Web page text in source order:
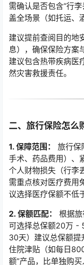
需确认是否包含“行
盖全场景（如托运、
建议提前查阅目的地
息），确保保险方案
建议包含热带疾病医
然灾害救援责任。
二、旅行保险怎么
1. 保障范围：
旅行保
手术、药品费用）、
个人财物损失（行李
需重点核对医疗费用
议选择医疗保额不低
2. 保额匹配：
根据旅
可选择总保额20万 -
30天）建议总保额
住院津贴（如每日
额”产品，比单独购买